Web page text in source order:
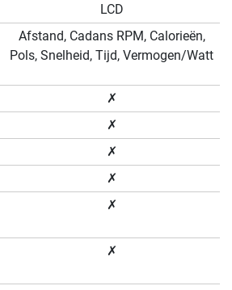
LCD
Afstand, Cadans RPM, Calorieën,
Pols, Snelheid, Tijd, Vermogen/Watt
✗
✗
✗
✗
✗
✗